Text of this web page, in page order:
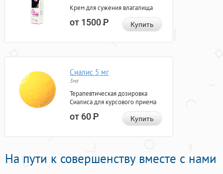
Крем для сужения влагалища
от 1500Р Купить
Сиалис 5 мг
5мг
Терапевтическая дозировка
Сиалиса для курсового приема
от 60Р Купить
На пути к совершенству вместе с нами